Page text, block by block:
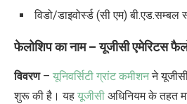
विडो/डाइवोर्स्ड (सी एम) बी.एड.सम्बल
फेलोशिप का नाम – यूजीसी एमेरिटस
विवरण– यूनिवर्सिटी ग्रांट कमीशनने
शुरू की है। यह यूजीसी अधिनियम के तहत